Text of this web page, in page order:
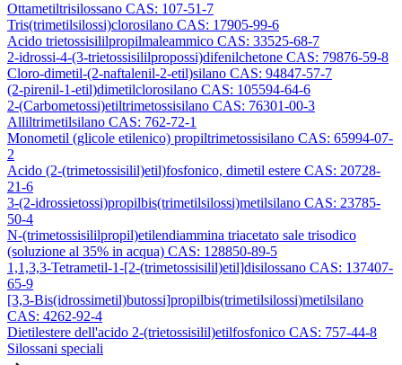
Ottametiltrisilossano CAS: 107-51-7
Tris(trimetilsilossi)clorosilano CAS: 17905-99-6
Acido trietossisililpropilmaleammico CAS: 33525-68-7
2-idrossi-4-(3-trietossisililpropossi)difenilchetone CAS: 79876-59-8
Cloro-dimetil-(2-naftalenil-2-etil)silano CAS: 94847-57-7
(2-pirenil-1-etil)dimetilclorosilano CAS: 105594-64-6
2-(Carbometossi)etiltrimetossisilano CAS: 76301-00-3
Alliltrimetilsilano CAS: 762-72-1
Monometil (glicole etilenico) propiltrimetossisilano CAS: 65994-07-
2
Acido (2-(trimetossisilil)etil)fosfonico, dimetil estere CAS: 20728-
21-6
3-(2-idrossietossi)propilbis(trimetilsilossi)metilsilano CAS: 23785-
50-4
N-(trimetossisililpropil)etilendiammina triacetato sale trisodico
(soluzione al 35% in acqua) CAS: 128850-89-5
1,1,3,3-Tetrametil-1-[2-(trimetossisilil)etil]disilossano CAS: 137407-
65-9
[3,3-Bis(idrossimetil)butossi]propilbis(trimetilsilossi)metilsilano
CAS: 4262-92-4
Dietilestere dell'acido 2-(trietossisilil)etilfosfonico CAS: 757-44-8
Silossani speciali